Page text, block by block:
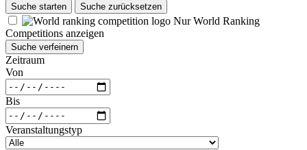
Suche starten Suche zurücksetzen
Nur World Ranking
Competitions anzeigen
Suche verfeinern
Zeitraum
Von
Bis
Veranstaltungstyp